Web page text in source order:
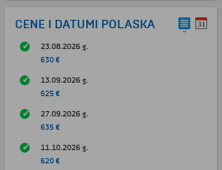
CENE I DATUMI POLASKA
23.08.2026 g.
630 €
13.09.2026 g.
625 €
27.09.2026 g.
635 €
11.10.2026 g.
620 €